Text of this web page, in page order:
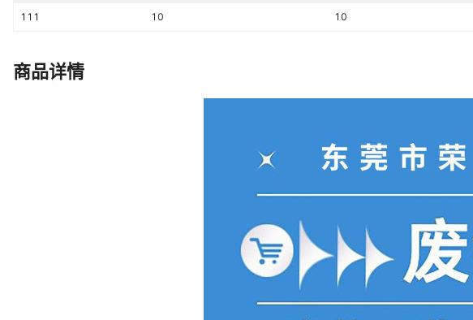
111 10 10
商品详情